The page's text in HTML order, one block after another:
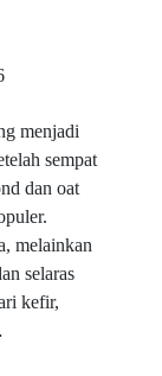
menjadi
sempat
dan oat
melainkan
selaras
kefir,